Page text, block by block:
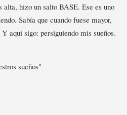
hizo un salto BASE. Ese es uno
Sabía que cuando fuese mayor,
aquí sigo: persiguiendo mis sueños.
sueños"